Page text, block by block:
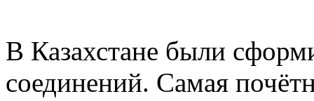
В Казахстане были
соединений. Самая